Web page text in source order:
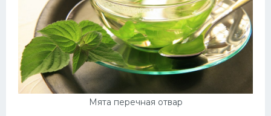
Мята перечная отвар